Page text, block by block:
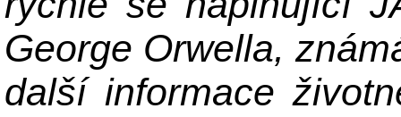
George Orwella,
další informace